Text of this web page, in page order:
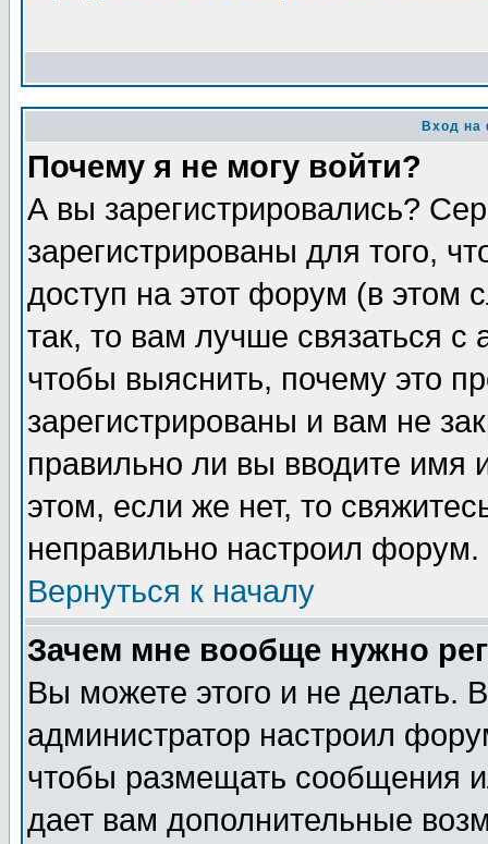
Вход на
Почему я не могу войти?
А вы зарегистрировались?
зарегистрированы для того,
доступ на этот форум (в этом
так, то вам лучше связаться
чтобы выяснить, почему это
зарегистрированы и вам не
правильно ли вы вводите
этом, если же нет, то
неправильно настроил форум.
Вернуться к началу
Зачем мне вообще нужно
Вы можете этого и не делать.
администратор настроил
чтобы размещать сообщения
дает вам дополнительные